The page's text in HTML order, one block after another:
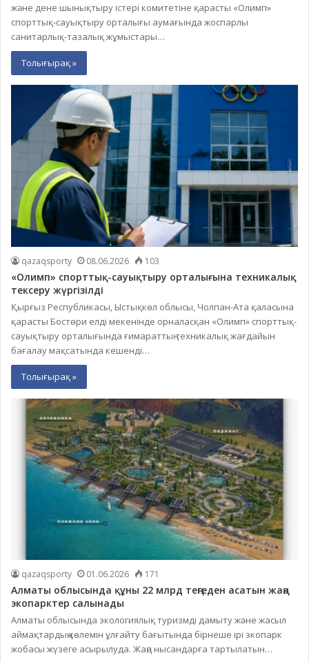
және дене шынықтыру істері комитетіне қарасты «Олимп»
спорттық-сауықтыру орталығы аумағында жоспарлы
санитарлық-тазалық жұмыстары…
Толығырақ »
qazaqsporty 08.06.2026 103
«Олимп» спорттық-сауықтыру орталығына техникалық
тексеру жүргізілді
Қырғыз Республикасы, Ыстықкөл облысы, Чолпан-Ата қаласына
қарасты Бостөри елді мекенінде орналасқан «Олимп» спорттық-
сауықтыру орталығында ғимараттың техникалық жағдайын
бағалау мақсатында кешенді…
Толығырақ »
qazaqsporty 01.06.2026 171
Алматы облысында құны 22 млрд теңгеден асатын жаңа
экопарктер салынады
Алматы облысында экологиялық туризмді дамыту және жасыл
аймақтардың көлемін ұлғайту бағытында бірнеше ірі экопарк
жобасы жүзеге асырылуда. Жаңа нысандарға тартылатын…